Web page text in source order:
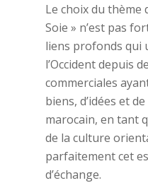
Le choix du thème
Soie » n’est pas
liens profonds qui
l’Occident depuis
commerciales
biens, d’idées et
marocain, en tant
de la culture
parfaitement cet
d’échange.